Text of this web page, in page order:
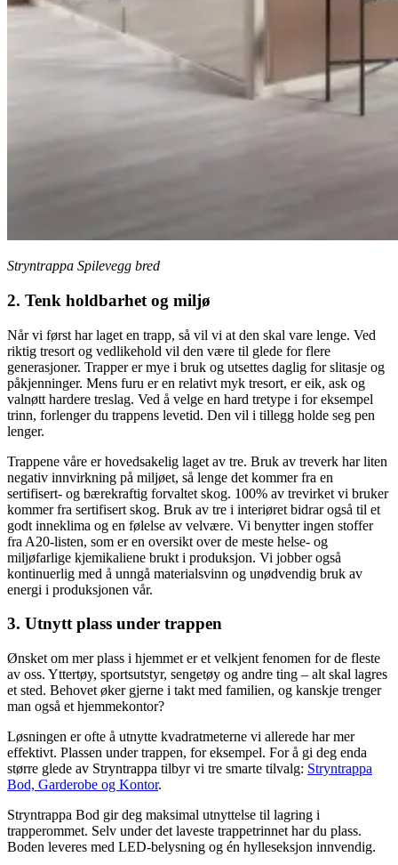
Stryntrappa Spilevegg bred
2. Tenk holdbarhet og miljø
Når vi først har laget en trapp, så vil vi at den skal vare lenge. Ved
riktig tresort og vedlikehold vil den være til glede for flere
generasjoner. Trapper er mye i bruk og utsettes daglig for slitasje og
påkjenninger. Mens furu er en relativt myk tresort, er eik, ask og
valnøtt hardere treslag. Ved å velge en hard tretype i for eksempel
trinn, forlenger du trappens levetid. Den vil i tillegg holde seg pen
lenger.
Trappene våre er hovedsakelig laget av tre. Bruk av treverk har liten
negativ innvirkning på miljøet, så lenge det kommer fra en
sertifisert- og bærekraftig forvaltet skog. 100% av trevirket vi bruker
kommer fra sertifisert skog. Bruk av tre i interiøret bidrar også til et
godt inneklima og en følelse av velvære. Vi benytter ingen stoffer
fra A20-listen, som er en oversikt over de meste helse- og
miljøfarlige kjemikaliene brukt i produksjon. Vi jobber også
kontinuerlig med å unngå materialsvinn og unødvendig bruk av
energi i produksjonen vår.
3. Utnytt plass under trappen
Ønsket om mer plass i hjemmet er et velkjent fenomen for de fleste
av oss. Yttertøy, sportsutstyr, sengetøy og andre ting – alt skal lagres
et sted. Behovet øker gjerne i takt med familien, og kanskje trenger
man også et hjemmekontor?
Løsningen er ofte å utnytte kvadratmeterne vi allerede har mer
effektivt. Plassen under trappen, for eksempel. For å gi deg enda
større glede av Stryntrappa tilbyr vi tre smarte tilvalg: Stryntrappa
Bod, Garderobe og Kontor.
Stryntrappa Bod gir deg maksimal utnyttelse til lagring i
trapperommet. Selv under det laveste trappetrinnet har du plass.
Boden leveres med LED-belysning og én hylleseksjon innvendig.